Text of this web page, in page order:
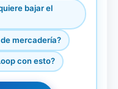
bajar el
mercadería?
con esto?